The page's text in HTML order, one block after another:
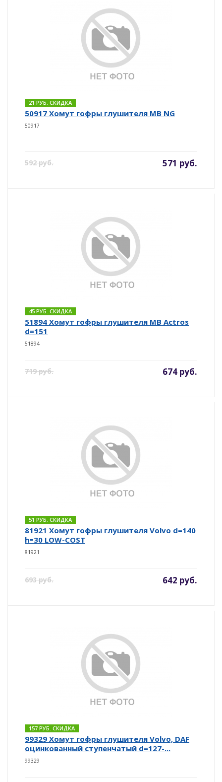
21 РУБ. СКИДКА
50917 Хомут гофры глушителя MB NG
50917
592 руб. 571 руб.
45 РУБ. СКИДКА
51894 Хомут гофры глушителя MB Actros
d=151
51894
719 руб. 674 руб.
51 РУБ. СКИДКА
81921 Хомут гофры глушителя Volvo d=140
h=30 LOW-COST
81921
693 руб. 642 руб.
157 РУБ. СКИДКА
99329 Хомут гофры глушителя Volvo, DAF
оцинкованный ступенчатый d=127-...
99329